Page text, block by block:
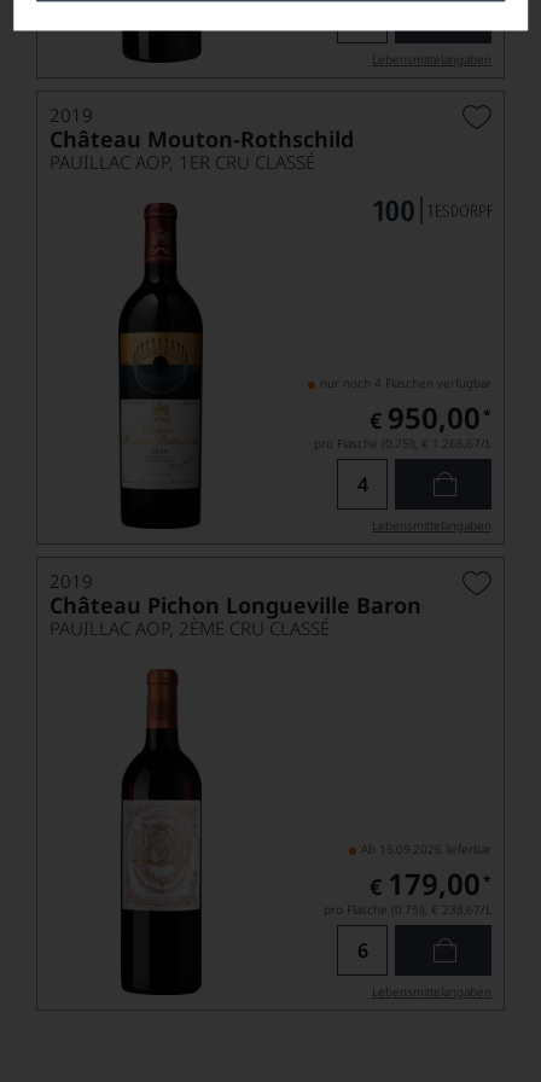
Lebensmittel­angaben
2019
Château Mouton-Rothschild
PAUILLAC AOP, 1ER CRU CLASSÉ
nur noch 4 Flaschen verfügbar
€ 950,00 *
pro Flasche (0.75l), € 1.266,67/L
Lebensmittel­angaben
2019
Château Pichon Longueville Baron
PAUILLAC AOP, 2ÈME CRU CLASSÉ
Ab 15.09.2026 lieferbar
€ 179,00 *
pro Flasche (0.75l), € 238,67/L
Lebensmittel­angaben